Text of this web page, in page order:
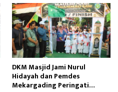
DKM Masjid Jami Nurul
Hidayah dan Pemdes
Mekargading Peringati